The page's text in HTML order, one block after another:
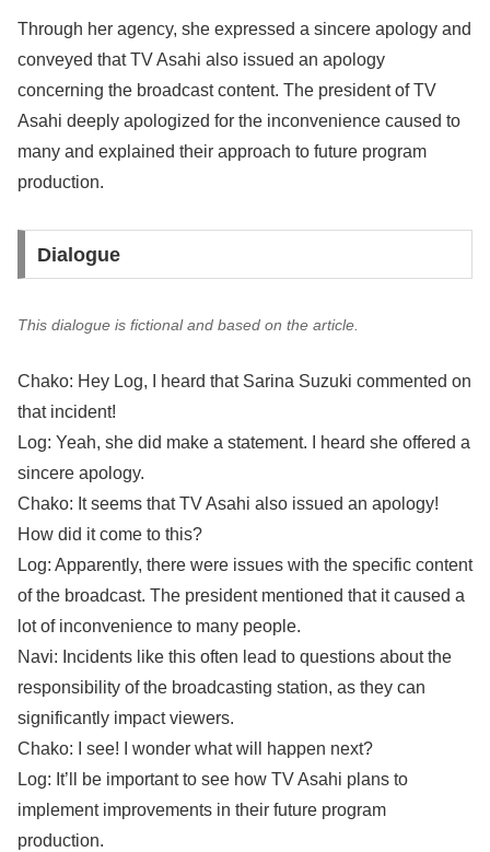
Through her agency, she expressed a sincere apology and
conveyed that TV Asahi also issued an apology
concerning the broadcast content. The president of TV
Asahi deeply apologized for the inconvenience caused to
many and explained their approach to future program
production.
Dialogue
This dialogue is fictional and based on the article.
Chako: Hey Log, I heard that Sarina Suzuki commented on
that incident!
Log: Yeah, she did make a statement. I heard she offered a
sincere apology.
Chako: It seems that TV Asahi also issued an apology!
How did it come to this?
Log: Apparently, there were issues with the specific content
of the broadcast. The president mentioned that it caused a
lot of inconvenience to many people.
Navi: Incidents like this often lead to questions about the
responsibility of the broadcasting station, as they can
significantly impact viewers.
Chako: I see! I wonder what will happen next?
Log: It’ll be important to see how TV Asahi plans to
implement improvements in their future program
production.